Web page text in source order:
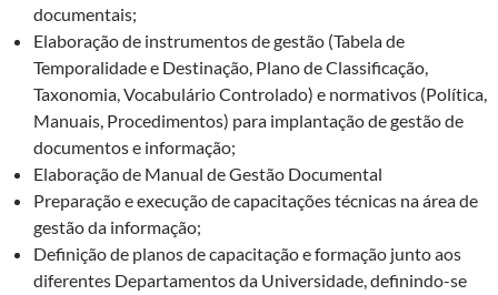
documentais;
Elaboração de instrumentos de gestão (Tabela de
Temporalidade e Destinação, Plano de Classificação,
Taxonomia, Vocabulário Controlado) e normativos (Política,
Manuais, Procedimentos) para implantação de gestão de
documentos e informação;
Elaboração de Manual de Gestão Documental
Preparação e execução de capacitações técnicas na área de
gestão da informação;
Definição de planos de capacitação e formação junto aos
diferentes Departamentos da Universidade, definindo-se